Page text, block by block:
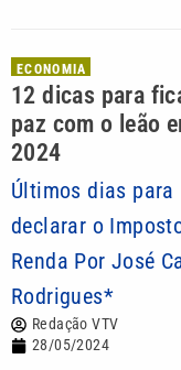
ECONOMIA
12 dicas para
paz com o leão
2024
Últimos dias para
declarar o
Renda Por José
Rodrigues*
Redação VTV
28/05/2024